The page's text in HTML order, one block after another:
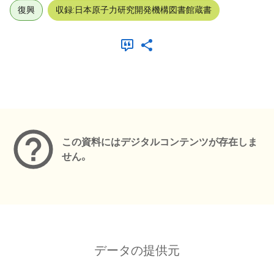
復興 収録:日本原子力研究開発機構図書館蔵書
この資料にはデジタルコンテンツが存在しま
せん。
データの提供元